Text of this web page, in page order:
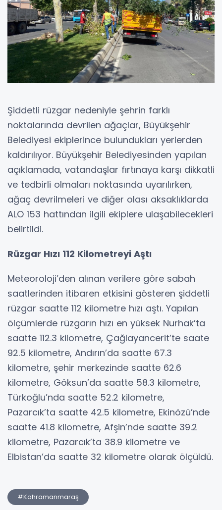
Şiddetli rüzgar nedeniyle şehrin farklı
noktalarında devrilen ağaçlar, Büyükşehir
Belediyesi ekiplerince bulundukları yerlerden
kaldırılıyor. Büyükşehir Belediyesinden yapılan
açıklamada, vatandaşlar fırtınaya karşı dikkatli
ve tedbirli olmaları noktasında uyarılırken,
ağaç devrilmeleri ve diğer olası aksaklıklarda
ALO 153 hattından ilgili ekiplere ulaşabilecekleri
belirtildi.
Rüzgar Hızı 112 Kilometreyi Aştı
Meteoroloji’den alınan verilere göre sabah
saatlerinden itibaren etkisini gösteren şiddetli
rüzgar saatte 112 kilometre hızı aştı. Yapılan
ölçümlerde rüzgarın hızı en yüksek Nurhak’ta
saatte 112.3 kilometre, Çağlayancerit’te saate
92.5 kilometre, Andırın’da saatte 67.3
kilometre, şehir merkezinde saatte 62.6
kilometre, Göksun’da saatte 58.3 kilometre,
Türkoğlu’nda saatte 52.2 kilometre,
Pazarcık’ta saatte 42.5 kilometre, Ekinözü’nde
saatte 41.8 kilometre, Afşin’nde saatte 39.2
kilometre, Pazarcık’ta 38.9 kilometre ve
Elbistan’da saatte 32 kilometre olarak ölçüldü.
#Kahramanmaraş